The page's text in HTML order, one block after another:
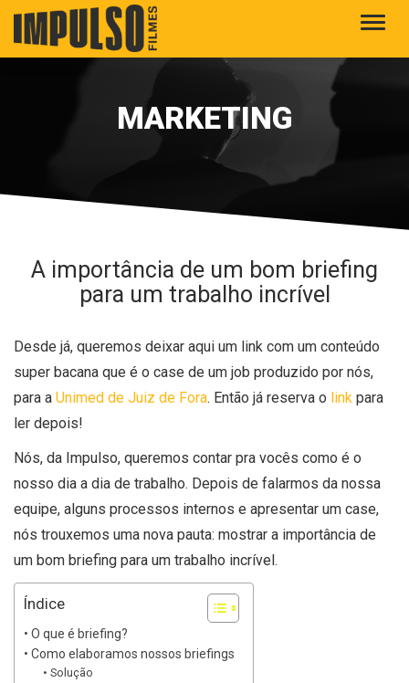
MARKETING
A importância de um bom briefing
para um trabalho incrível
Desde já, queremos deixar aqui um link com um conteúdo
super bacana que é o case de um job produzido por nós,
para a Unimed de Juiz de Fora. Então já reserva o link para
ler depois!
Nós, da Impulso, queremos contar pra vocês como é o
nosso dia a dia de trabalho. Depois de falarmos da nossa
equipe, alguns processos internos e apresentar um case,
nós trouxemos uma nova pauta: mostrar a importância de
um bom briefing para um trabalho incrível.
Índice
O que é briefing?
Como elaboramos nossos briefings
Solução